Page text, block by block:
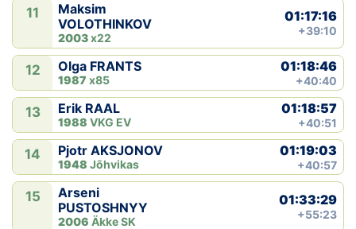
11
Maksim
VOLOTHINKOV
2003x22
01:17:16
+39:10
12 Olga FRANTS
1987 x85
01:18:46
+40:40
13 Erik RAAL
1988 VKG EV
01:18:57
+40:51
14 Pjotr AKSJONOV
1948 Jõhvikas
01:19:03
+40:57
15
Arseni
PUSTOSHNYY
2006 Äkke SK
01:33:29
+55:23